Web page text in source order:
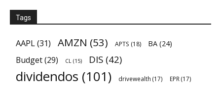
Tags
AAPL(31) AMZN (53) APTS (18) BA (24)
Budget(29) CL (15) DIS (42)
dividendos (101) drivewealth (17) EPR(17)